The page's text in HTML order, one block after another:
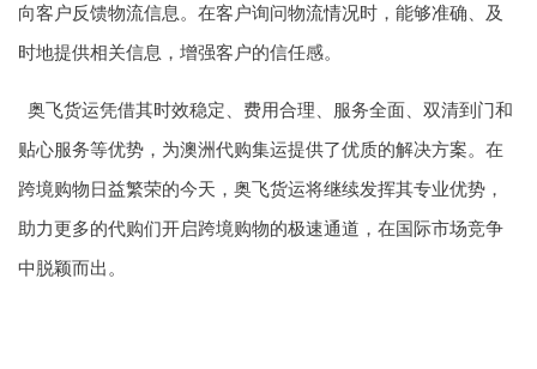
向客户反馈物流信息。在客户询问物流情况时，能够准确、及
时地提供相关信息，增强客户的信任感。
奥飞货运凭借其时效稳定、费用合理、服务全面、双清到门和
贴心服务等优势，为澳洲代购集运提供了优质的解决方案。在
跨境购物日益繁荣的今天，奥飞货运将继续发挥其专业优势，
助力更多的代购们开启跨境购物的极速通道，在国际市场竞争
中脱颖而出。